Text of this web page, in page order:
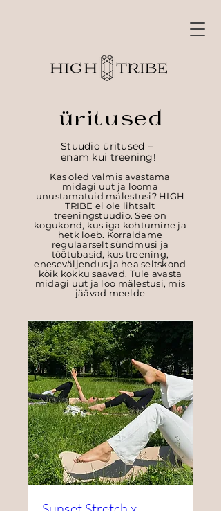
üritused
Stuudio üritused –
enam kui treening!
Kas oled valmis avastama
midagi uut ja looma
unustamatuid mälestusi? HIGH
TRIBE ei ole lihtsalt
treeningstuudio. See on
kogukond, kus iga kohtumine ja
hetk loeb. Korraldame
regulaarselt sündmusi ja
töötubasid, kus treening,
eneseväljendus ja hea seltskond
kõik kokku saavad. Tule avasta
midagi uut ja loo mälestusi, mis
jäävad meelde